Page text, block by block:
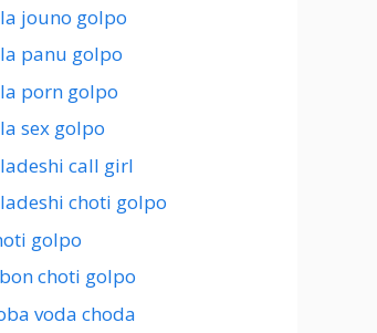
jouno golpo
panu golpo
porn golpo
sex golpo
call girl
choti golpo
golpo
choti golpo
voda choda